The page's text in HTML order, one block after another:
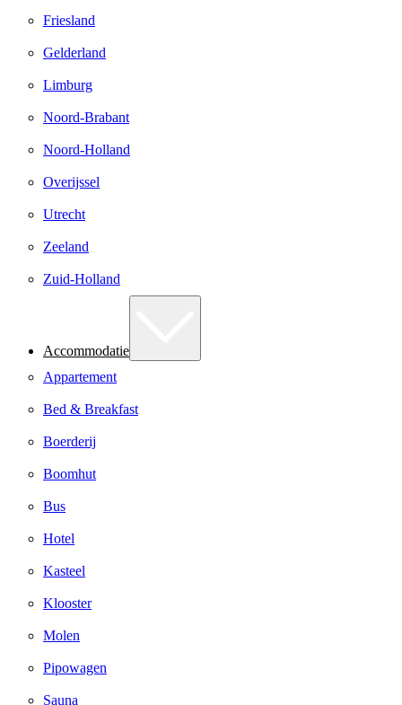
Friesland
Gelderland
Limburg
Noord-Brabant
Noord-Holland
Overijssel
Utrecht
Zeeland
Zuid-Holland
Accommodatie
Appartement
Bed & Breakfast
Boerderij
Boomhut
Bus
Hotel
Kasteel
Klooster
Molen
Pipowagen
Sauna